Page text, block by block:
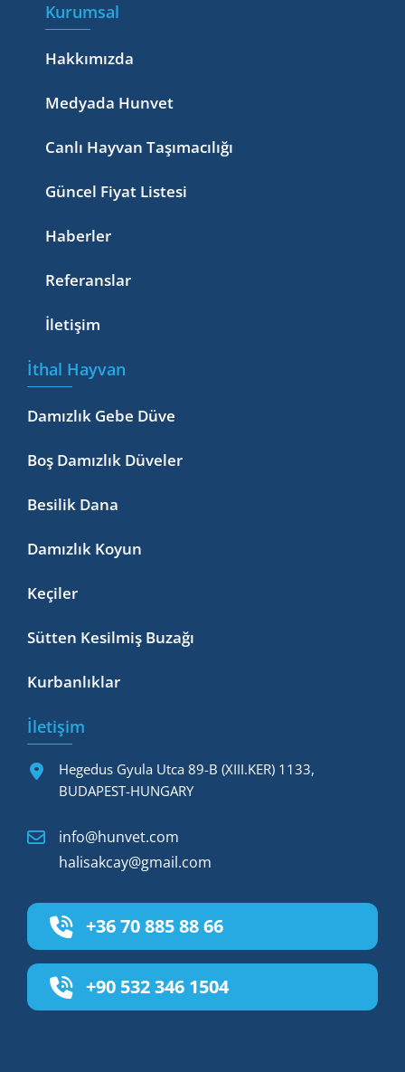
Kurumsal
Hakkımızda
Medyada Hunvet
Canlı Hayvan Taşımacılığı
Güncel Fiyat Listesi
Haberler
Referanslar
İletişim
İthal Hayvan
Damızlık Gebe Düve
Boş Damızlık Düveler
Besilik Dana
Damızlık Koyun
Keçiler
Sütten Kesilmiş Buzağı
Kurbanlıklar
İletişim
Hegedus Gyula Utca 89-B (XIII.KER) 1133,
BUDAPEST-HUNGARY
info@hunvet.com
halisakcay@gmail.com
+36 70 885 88 66
+90 532 346 1504